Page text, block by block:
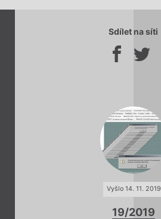
Sdílet na síti
Vyšlo 14. 11. 2019
19/2019